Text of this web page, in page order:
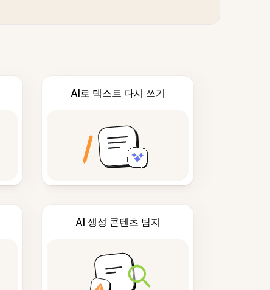
AI로 텍스트 다시 쓰기
AI 생성 콘텐츠 탐지